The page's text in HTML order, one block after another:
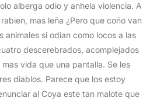
alberga odio y anhela violencia. A
mas leña ¿Pero que coño van
animales si odian como locos a las
descerebrados, acomplejados
vida que una pantalla. Se les
diablos. Parece que los estoy
al Coya este tan malote que